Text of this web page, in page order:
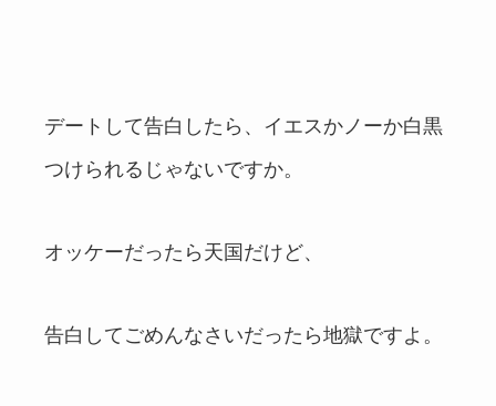
デートして告白したら、イエスかノーか白黒
つけられるじゃないですか。
オッケーだったら天国だけど、
告白してごめんなさいだったら地獄ですよ。